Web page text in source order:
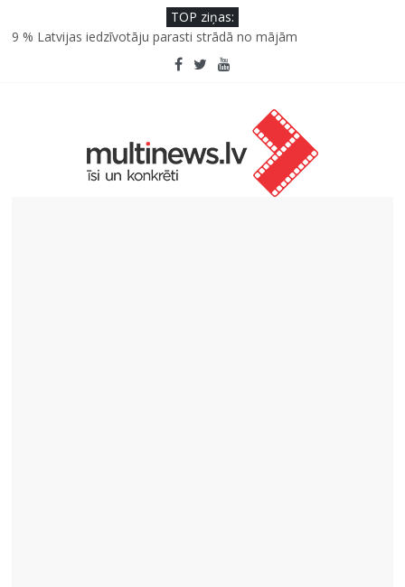
TOP ziņas:
9 % Latvijas iedzīvotāju parasti strādā no mājām
Septiņas profesijas, kas izturēs mākslīgā intelekta laikmetu
Kāpēc padomju militāro mantojumu ir svarīgi izprast arī šodien
Kad bērns atsakās no dārzeņiem: padomi un receptes, kas var
SPF rokasgrāmata ikdienai un atvaļinājumu laikam – konsultē